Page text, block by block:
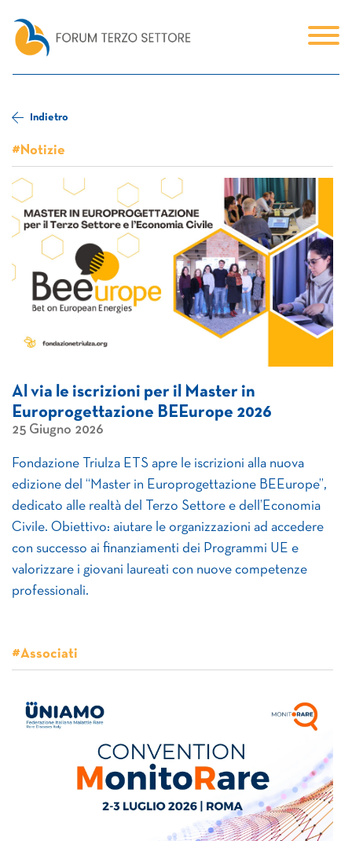
Indietro
#Notizie
Al via le iscrizioni per il Master in
Europrogettazione BEEurope 2026
25 Giugno 2026
Fondazione Triulza ETS apre le iscrizioni alla nuova
edizione del “Master in Europrogettazione BEEurope”,
dedicato alle realtà del Terzo Settore e dell’Economia
Civile. Obiettivo: aiutare le organizzazioni ad accedere
con successo ai finanziamenti dei Programmi UE e
valorizzare i giovani laureati con nuove competenze
professionali.
#Associati